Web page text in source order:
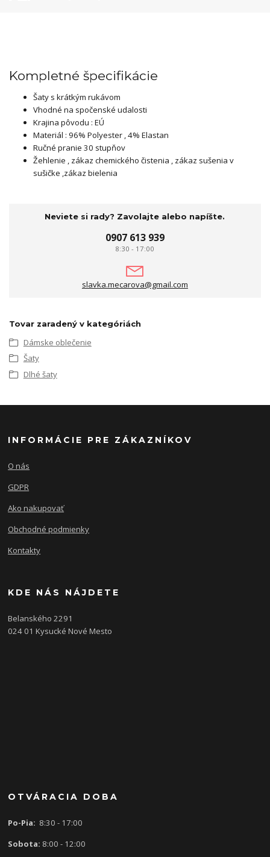
Kompletné špecifikácie
Šaty s krátkým rukávom
Vhodné na spočenské udalosti
Krajina pôvodu : EÚ
Materiál : 96% Polyester , 4% Elastan
Ručné pranie 30 stupňov
Žehlenie , zákaz chemického čistenia , zákaz sušenia v
sušičke ,zákaz bielenia
Neviete si rady? Zavolajte alebo napíšte.
0907 613 939
8:30 - 17:00
slavka.mecarova@gmail.com
Tovar zaradený v kategóriách
Dámske oblečenie
Šaty
Dlhé šaty
INFORMÁCIE PRE ZÁKAZNÍKOV
O nás
GDPR
Ako nakupovať
Obchodné podmienky
Kontakty
KDE NÁS NÁJDETE
Belanského 2291
024 01 Kysucké Nové Mesto
OTVÁRACIA DOBA
Po-Pia: 8:30 - 17:00
Sobota: 8:00 - 12:00